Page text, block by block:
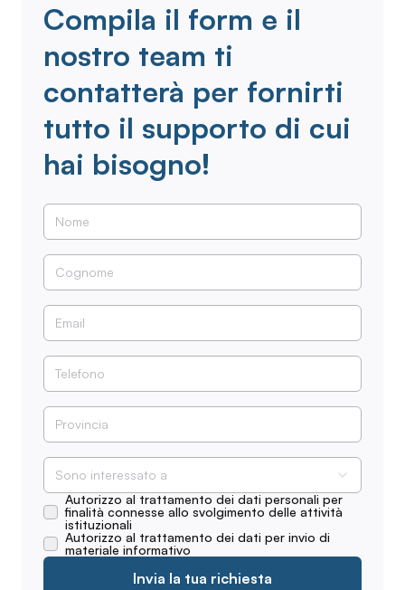
Compila il form e il
nostro team ti
contatterà per fornirti
tutto il supporto di cui
hai bisogno!
Sono interessato a
Autorizzo al trattamento dei dati personali per
finalità connesse allo svolgimento delle attività
istituzionali
Autorizzo al trattamento dei dati per invio di
materiale informativo
Invia la tua richiesta